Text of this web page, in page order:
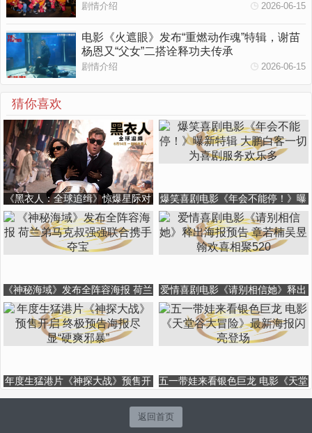
剧情介绍 2026-06-15
电影《火遮眼》发布“重燃动作魂”特辑，谢苗
杨恩又“父女”二搭诠释功夫传承
剧情介绍 2026-06-15
猜你喜欢
《黑衣人：全球追缉》惊爆星际对
决终极预告 6月14日锤哥引爆暑期
档
爆笑喜剧电影《年会不能停！》曝
新特辑 大鹏白客一切为喜剧服务欢
乐多
《神秘海域》发布全阵容海报 荷兰
弟马克叔强强联合携手夺宝
爱情喜剧电影《请别相信她》释出
海报预告 章若楠吴昱翰欢喜相聚
520
年度生猛港片《神探大战》预售开
五一带娃来看银色巨龙 电影《天堂
返回首页